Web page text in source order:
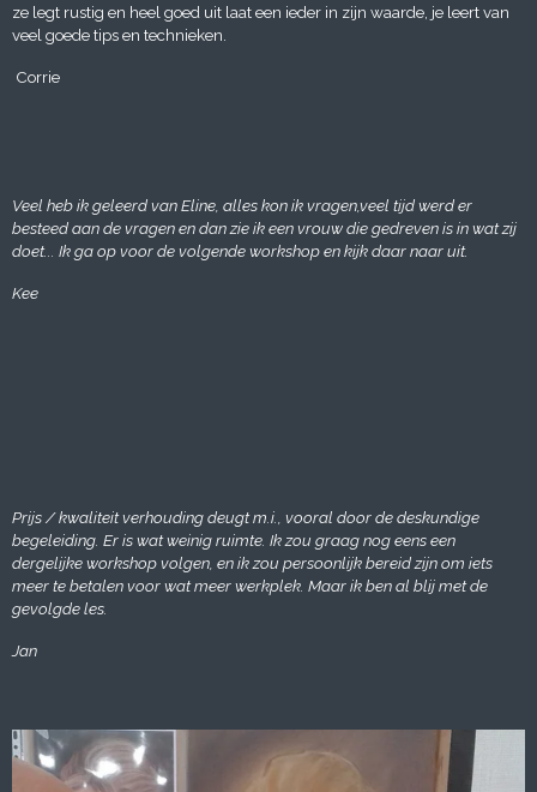
ze legt rustig en heel goed uit laat een ieder in zijn waarde, je leert van
veel goede tips en technieken.
Corrie
Veel heb ik geleerd van Eline, alles kon ik vragen,veel tijd werd er
besteed aan de vragen en dan zie ik een vrouw die gedreven is in wat zij
doet... Ik ga op voor de volgende workshop en kijk daar naar uit.
Kee
Prijs / kwaliteit verhouding deugt m.i., vooral door de deskundige
begeleiding. Er is wat weinig ruimte. Ik zou graag nog eens een
dergelijke workshop volgen, en ik zou persoonlijk bereid zijn om iets
meer te betalen voor wat meer werkplek. Maar ik ben al blij met de
gevolgde les.
Jan